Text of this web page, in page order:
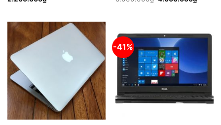
hiện
-41%